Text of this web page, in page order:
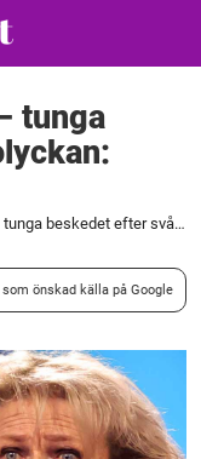
tunga
Ewa Roos till sjukhus – tunga beskedet efter svåra olyckan: ”Jätteoperation”
önskad källa på Google